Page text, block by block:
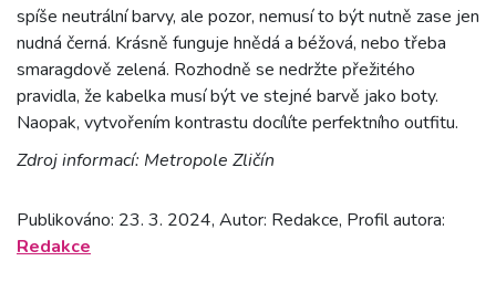
spíše neutrální barvy, ale pozor, nemusí to být nutně zase jen
nudná černá. Krásně funguje hnědá a béžová, nebo třeba
smaragdově zelená. Rozhodně se nedržte přežitého
pravidla, že kabelka musí být ve stejné barvě jako boty.
Naopak, vytvořením kontrastu docílíte perfektního outfitu.
Zdroj informací: Metropole Zličín
Publikováno: 23. 3. 2024, Autor: Redakce, Profil autora:
Redakce